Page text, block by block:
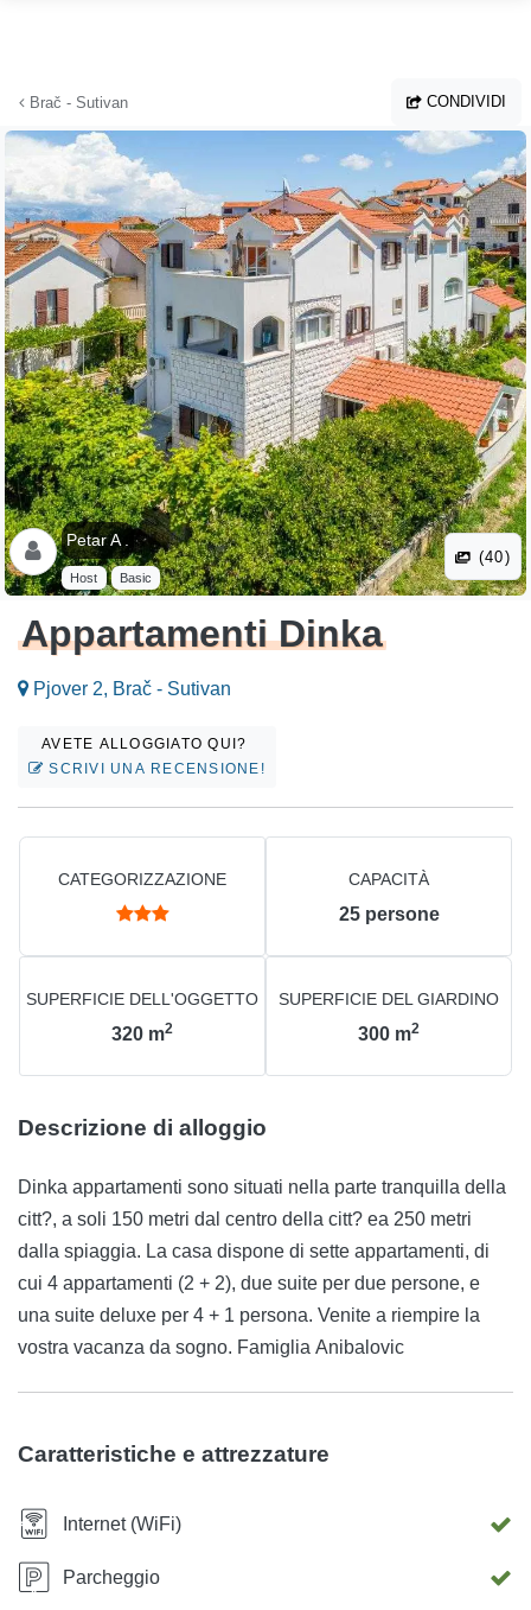
Brač - Sutivan CONDIVIDI
Petar A .
Host Basic
(40)
Appartamenti Dinka
Pjover 2, Brač - Sutivan
AVETE ALLOGGIATO QUI?
SCRIVI UNA RECENSIONE!
CATEGORIZZAZIONE CAPACITÀ
25 persone
SUPERFICIE DELL'OGGETTO
320 m2
SUPERFICIE DEL GIARDINO
300 m2
Descrizione di alloggio
Dinka appartamenti sono situati nella parte tranquilla della
citt?, a soli 150 metri dal centro della citt? ea 250 metri
dalla spiaggia. La casa dispone di sette appartamenti, di
cui 4 appartamenti (2 + 2), due suite per due persone, e
una suite deluxe per 4 + 1 persona. Venite a riempire la
vostra vacanza da sogno. Famiglia Anibalovic
Caratteristiche e attrezzature
Internet (WiFi)
Parcheggio